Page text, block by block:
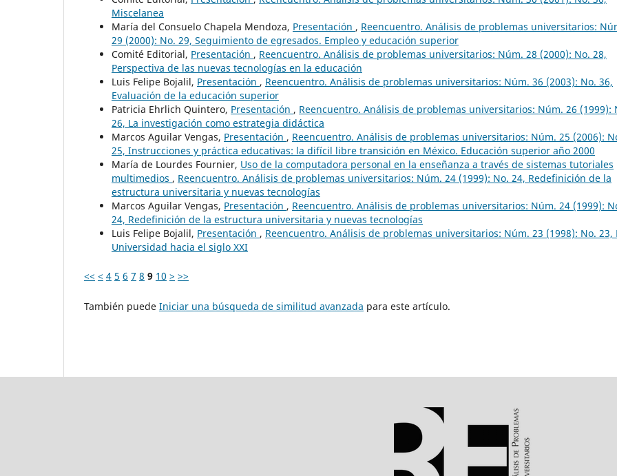
Miscelanea
María del Consuelo Chapela Mendoza, Presentación , Reencuentro. Análisis de problemas universitarios:
29 (2000): No. 29, Seguimiento de egresados. Empleo y educación superior
Comité Editorial, Presentación , Reencuentro. Análisis de problemas universitarios: Núm. 28 (2000): No. 28,
Perspectiva de las nuevas tecnologías en la educación
Luis Felipe Bojalil, Presentación , Reencuentro. Análisis de problemas universitarios: Núm. 36 (2003): No. 36,
Evaluación de la educación superior
Patricia Ehrlich Quintero, Presentación , Reencuentro. Análisis de problemas universitarios: Núm. 26 (1999):
26, La investigación como estrategia didáctica
Marcos Aguilar Vengas, Presentación , Reencuentro. Análisis de problemas universitarios: Núm. 25 (2006):
25, Instrucciones y práctica educativas: la difícil libre transición en México. Educación superior año 2000
María de Lourdes Fournier, Uso de la computadora personal en la enseñanza a través de sistemas tutoriales
multimedios , Reencuentro. Análisis de problemas universitarios: Núm. 24 (1999): No. 24, Redefinición de la
estructura universitaria y nuevas tecnologías
Marcos Aguilar Vengas, Presentación , Reencuentro. Análisis de problemas universitarios: Núm. 24 (1999):
24, Redefinición de la estructura universitaria y nuevas tecnologías
Luis Felipe Bojalil, Presentación , Reencuentro. Análisis de problemas universitarios: Núm. 23 (1998): No. 23,
Universidad hacia el siglo XXI
<< < 4 5 6 7 8 9 10 > >>
También puede Iniciar una búsqueda de similitud avanzada para este artículo.